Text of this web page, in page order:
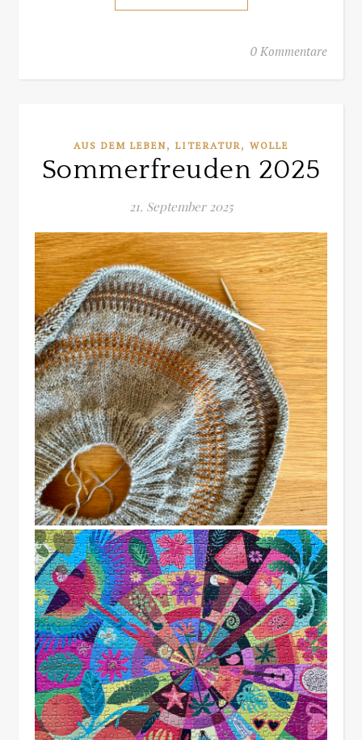
0 Kommentare
AUS DEM LEBEN, LITERATUR, WOLLE
Sommerfreuden 2025
21. September 2025